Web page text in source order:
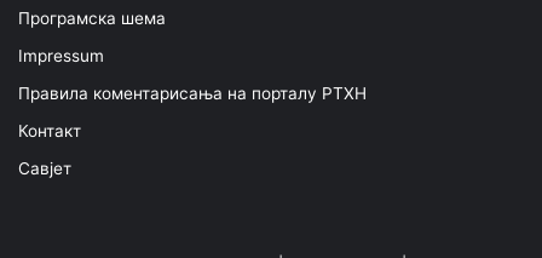
Програмска шема
Impressum
Правила коментарисања на порталу РТХН
Контакт
Савјет